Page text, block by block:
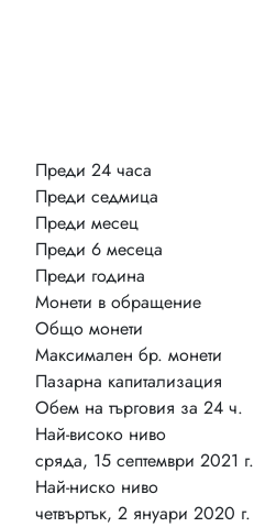
Преди 24 часа
Преди седмица
Преди месец
Преди 6 месеца
Преди година
Монети в обращение
Общо монети
Максимален бр. монети
Пазарна капитализация
Обем на търговия за 24 ч.
Най-високо ниво
сряда, 15 септември 2021 г.
Най-ниско ниво
четвъртък, 2 януари 2020 г.